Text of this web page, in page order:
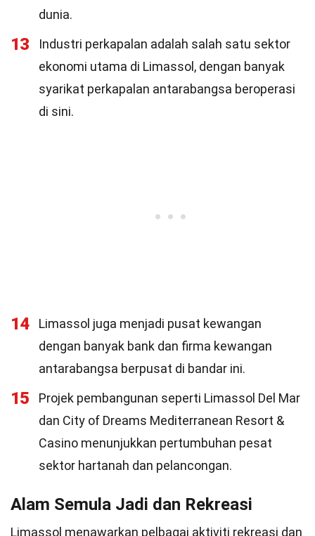
dunia.
13
Industri perkapalan adalah salah satu sektor
ekonomi utama di Limassol, dengan banyak
syarikat perkapalan antarabangsa beroperasi
di sini.
14
Limassol juga menjadi pusat kewangan
dengan banyak bank dan firma kewangan
antarabangsa berpusat di bandar ini.
15
Projek pembangunan seperti Limassol Del Mar
dan City of Dreams Mediterranean Resort &
Casino menunjukkan pertumbuhan pesat
sektor hartanah dan pelancongan.
Alam Semula Jadi dan Rekreasi
Limassol menawarkan pelbagai aktiviti rekreasi dan